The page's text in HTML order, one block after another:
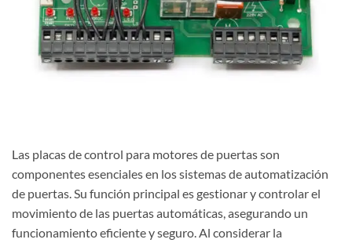
Las placas de control para motores de puertas son
componentes esenciales en los sistemas de automatización
de puertas. Su función principal es gestionar y controlar el
movimiento de las puertas automáticas, asegurando un
funcionamiento eficiente y seguro. Al considerar la